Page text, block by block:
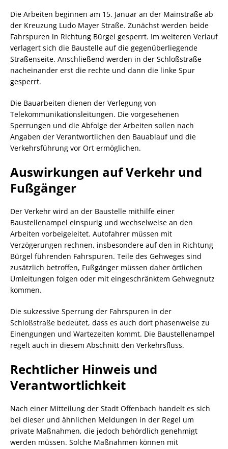
Die Arbeiten beginnen am 15. Januar an der Mainstraße ab
der Kreuzung Ludo Mayer Straße. Zunächst werden beide
Fahrspuren in Richtung Bürgel gesperrt. Im weiteren Verlauf
verlagert sich die Baustelle auf die gegenüberliegende
Straßenseite. Anschließend werden in der Schloßstraße
nacheinander erst die rechte und dann die linke Spur
gesperrt.
Die Bauarbeiten dienen der Verlegung von
Telekommunikationsleitungen. Die vorgesehenen
Sperrungen und die Abfolge der Arbeiten sollen nach
Angaben der Verantwortlichen den Bauablauf und die
Verkehrsführung vor Ort ermöglichen.
Auswirkungen auf Verkehr und
Fußgänger
Der Verkehr wird an der Baustelle mithilfe einer
Baustellenampel einspurig und wechselweise an den
Arbeiten vorbeigeleitet. Autofahrer müssen mit
Verzögerungen rechnen, insbesondere auf den in Richtung
Bürgel führenden Fahrspuren. Teile des Gehweges sind
zusätzlich betroffen, Fußgänger müssen daher örtlichen
Umleitungen folgen oder mit eingeschränktem Gehwegnutz
kommen.
Die sukzessive Sperrung der Fahrspuren in der
Schloßstraße bedeutet, dass es auch dort phasenweise zu
Einengungen und Wartezeiten kommt. Die Baustellenampel
regelt auch in diesem Abschnitt den Verkehrsfluss.
Rechtlicher Hinweis und
Verantwortlichkeit
Nach einer Mitteilung der Stadt Offenbach handelt es sich
bei dieser und ähnlichen Meldungen in der Regel um
private Maßnahmen, die jedoch behördlich genehmigt
werden müssen. Solche Maßnahmen können mit